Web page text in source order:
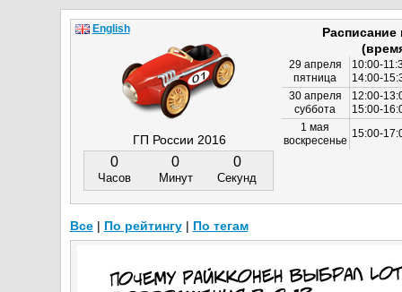
ГП России 2016
0
Часов
0
Минут
0
Секунд
29 апреля
пятница
10:00-
14:00-
30 апреля
суббота
12:00-
15:00-
1 мая
воскресенье
15:00-
English
Все| По рейтингу| По тегам